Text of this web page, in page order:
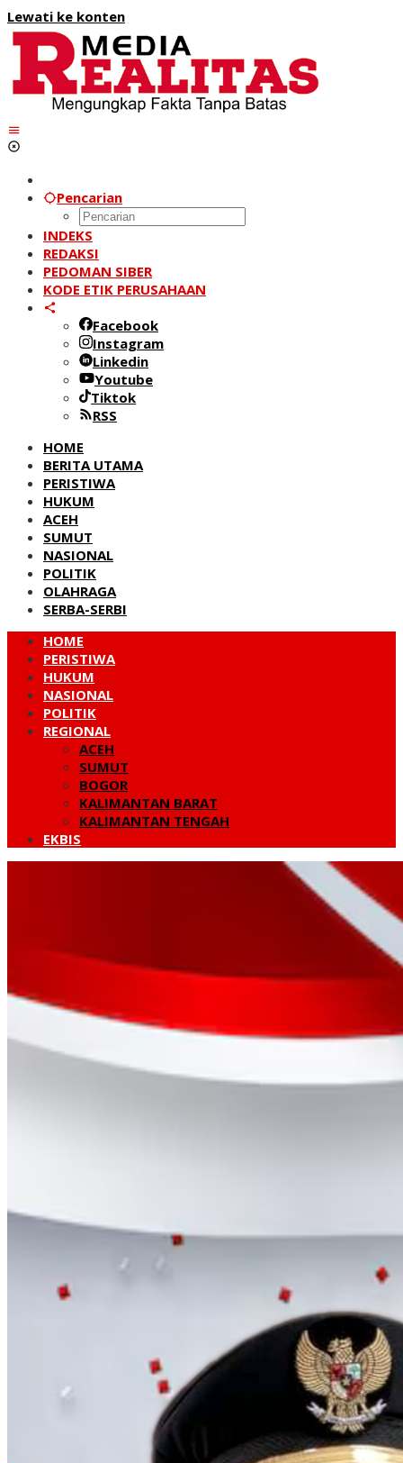
Lewati ke konten
Pencarian
INDEKS
REDAKSI
PEDOMAN SIBER
KODE ETIK PERUSAHAAN
Facebook
Instagram
Linkedin
Youtube
Tiktok
RSS
HOME
BERITA UTAMA
PERISTIWA
HUKUM
ACEH
SUMUT
NASIONAL
POLITIK
OLAHRAGA
SERBA-SERBI
HOME
PERISTIWA
HUKUM
NASIONAL
POLITIK
REGIONAL
ACEH
SUMUT
BOGOR
KALIMANTAN BARAT
KALIMANTAN TENGAH
EKBIS